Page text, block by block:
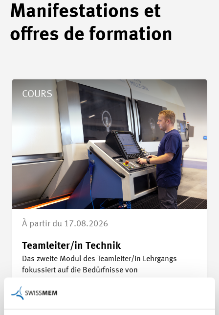
Manifestations et
offres de formation
COURS
À partir du 17.08.2026
Teamleiter/in Technik
Das zweite Modul des Teamleiter/in Lehrgangs
fokussiert auf die Bedürfnisse von
Détails Teamleiter/in Technik